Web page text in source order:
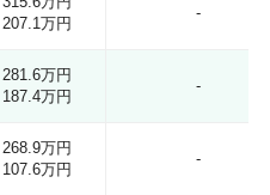
万円
-
万円
万円
-
万円
万円
-